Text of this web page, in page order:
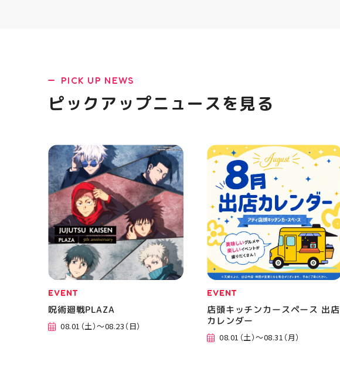
PICK UP NEWS
ピックアップニュースを見る
EVENT
呪術廻戦PLAZA
08.01（土）～08.23（日）
EVENT
店頭キッチンカースペース 出店
カレンダー
08.01（土）～08.31（月）